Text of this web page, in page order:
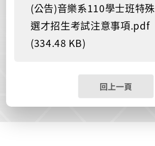
(公告)音樂系110學士班特殊
選才招生考試注意事項.pdf
(334.48 KB)
回上一頁